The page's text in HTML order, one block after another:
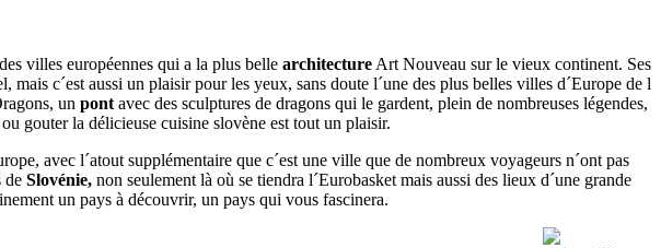
villes européennes qui a la plus belle architecture Art Nouveau sur le vieux continent. Ses
c´est aussi un plaisir pour les yeux, sans doute l´une des plus belles villes d´Europe de l
un pont avec des sculptures de dragons qui le gardent, plein de nombreuses légendes,
gouter la délicieuse cuisine slovène est tout un plaisir.
avec l´atout supplémentaire que c´est une ville que de nombreux voyageurs n´ont pas
de Slovénie, non seulement là où se tiendra l´Eurobasket mais aussi des lieux d´une grande
un pays à découvrir, un pays qui vous fascinera.